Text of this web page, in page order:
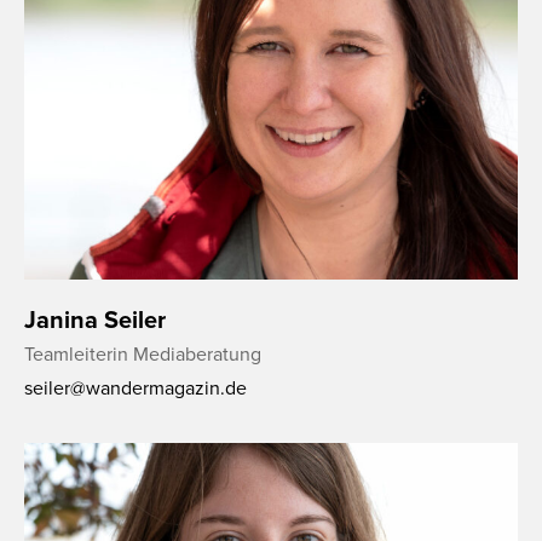
Janina Seiler
Teamleiterin Mediaberatung
seiler@wandermagazin.de